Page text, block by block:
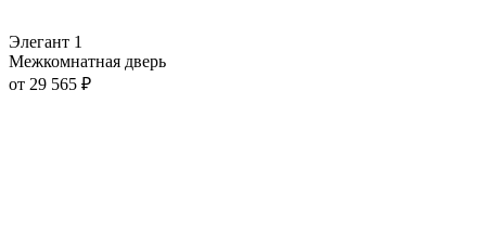
Элегант 1
Межкомнатная дверь
от 29 565 ₽